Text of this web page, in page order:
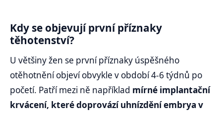
Kdy se objevují první příznaky
těhotenství?
U většiny žen se první příznaky úspěšného
otěhotnění objeví obvykle v období 4-6 týdnů po
početí. Patří mezi ně například mírné implantační
krvácení, které doprovází uhnízdění embrya v